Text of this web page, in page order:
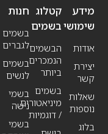
מידע
שימושי
אודות
יצירת
קשר
שאלות
נוספות
בלוג
חנות
בשמים
לגברים
בשמים
לנשים
בשמי
נישה
בשמי
קטלוג
בשמים
הבשמים
הנמכרים
ביותר
בשמים
מיניאטורים
/ דוגמיות